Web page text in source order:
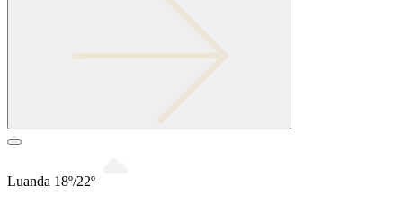
Luanda 18º/22º